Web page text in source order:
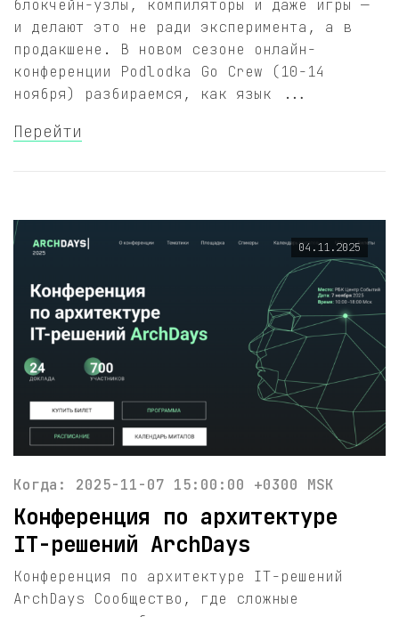
блокчейн-узлы, компиляторы и даже игры —
и делают это не ради эксперимента, а в
продакшене. В новом сезоне онлайн-
конференции Podlodka Go Crew (10-14
ноября) разбираемся, как язык ...
Перейти
04.11.2025
Когда: 2025-11-07 15:00:00 +0300 MSK
Конференция по архитектуре
IT-решений ArchDays
Конференция по архитектуре IT-решений
ArchDays Сообщество, где сложные